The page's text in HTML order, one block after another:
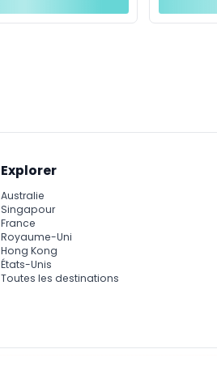
Explorer
Australie
Singapour
France
Royaume-Uni
Hong Kong
États-Unis
Toutes les destinations